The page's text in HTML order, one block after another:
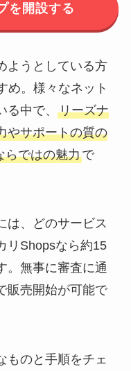
を開設する
ようとしている方
め。様々なネット
中で、 リーズナ
やサポートの質の
らではの魅力で
は、どのサービス
リShopsなら約15
。無事に審査に通
販売開始が可能で
ものと手順をチェ